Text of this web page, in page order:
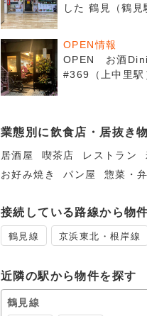
した 鶴見（鶴見
OPEN情報
OPEN お酒
#369（上中里駅
業態別に飲食店・居抜き
居酒屋 喫茶店 レストラン
お好み焼き
パン屋 惣菜・
接続している路線から物
鶴見線 京浜東北・根岸線
近隣の駅から物件を探す
鶴見線